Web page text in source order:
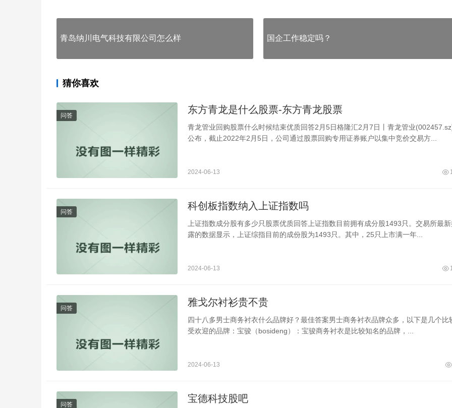
青岛纳川电气科技有限公司怎么样 国企工作稳定吗？
猜你喜欢
问答
东方青龙是什么股票-东方青龙股票
青龙管业回购股票什么时候结束优质回答2月5日格隆汇2月7日丨青龙管业
公布，截止2022年2月5日，公司通过股票回购专用证券账户以集中竞价交易方...
2024-06-13
问答
科创板指数纳入上证指数吗
上证指数成分股有多少只股票优质回答上证指数目前拥有成分股1493只。交易所最新
露的数据显示，上证综指目前的成份股为1493只。其中，25只上市满一年...
2024-06-13
问答
雅戈尔衬衫贵不贵
四十八多男士商务衬衣什么品牌好？最佳答案男士商务衬衣品牌众多，以下是几个比
受欢迎的品牌：宝骏（bosideng）：宝骏商务衬衣是比较知名的品牌，...
2024-06-13
问答
宝德科技股吧